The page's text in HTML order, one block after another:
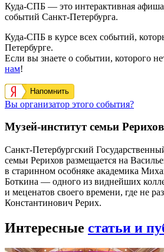
Куда-СПБ — это интерактивная
событий Санкт-Петербурга.
Куда-СПБ в курсе всех событий,
Петербурге.
Если вы знаете о событии, которого
нам!
Напомнить
Вы организатор этого события?
Музей-институт семьи Рерихов
Санкт-Петербургский
семьи Рерихов размещается на
в старинном особняке академика
Боткина — одного из виднейших
и меценатов своего времени, где не
Константинович Рерих.
Интересные статьи и